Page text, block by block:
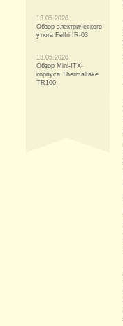
13.05.2026
Обзор электрического
утюга Felfri IR-03
13.05.2026
Обзор Mini-ITX-
корпуса Thermaltake
TR100